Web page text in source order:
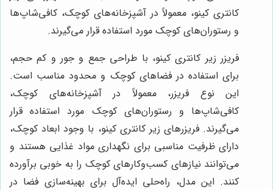
کانتری کینو، معمولاً در آشپزخانه‌های کوچک، کافی‌شاپ‌ها
و رستوران‌های کوچک مورد استفاده قرار می‌گیرند.
فریزر زیر کانتری کینو، با طراحی جمع و جور و کم حجم،
برای استفاده در فضاهای کوچک و محدود مناسب است.
این نوع فریزر، معمولاً در آشپزخانه‌های کوچک،
کافی‌شاپ‌ها و رستوران‌های کوچک مورد استفاده قرار
می‌گیرند. فریزرهای زیر کانتری کینو، با وجود ابعاد کوچک،
دارای ظرفیت مناسبی برای نگهداری مواد غذایی هستند و
می‌توانند نیازهای کسب‌وکارهای کوچک را به خوبی برآورده
کنند. این مدل، راه‌حلی ایده‌آل برای بهینه‌سازی فضا در